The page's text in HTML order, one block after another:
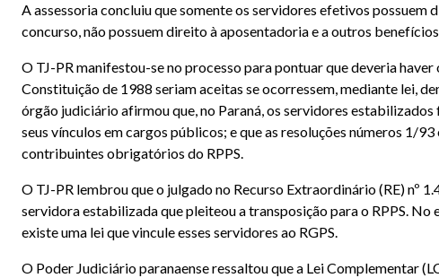
A assessoria concluiu que somente os servidores efetivos possuem
concurso, não possuem direito à aposentadoria e a outros
O TJ-PR manifestou-se no processo para pontuar que deveria
Constituição de 1988 seriam aceitas se ocorressem, mediante lei,
órgão judiciário afirmou que, no Paraná, os servidores
seus vínculos em cargos públicos; e que as resoluções números 1/
contribuintes obrigatórios do RPPS.
O TJ-PR lembrou que o julgado no Recurso Extraordinário (RE) nº
servidora estabilizada que pleiteou a transposição para o RPPS.
existe uma lei que vincule esses servidores ao RGPS.
O Poder Judiciário paranaense ressaltou que a Lei Complementar